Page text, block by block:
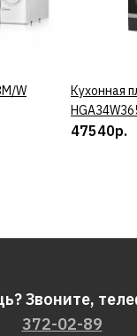
W
Кухонная
47540р.
Звоните,
372-02-89